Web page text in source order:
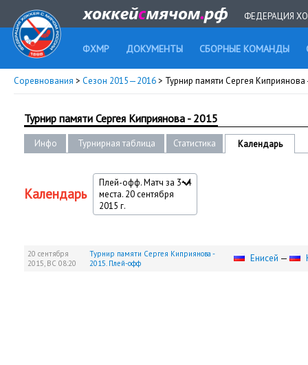
ФЕДЕРАЦИЯ
ФХМР ДОКУМЕНТЫ СБОРНЫЕ КОМАНДЫ
Соревнования > Сезон 2015—2016> Турнир памяти Сергея Киприянова
Турнир памяти Сергея Киприянова - 2015
Инфо Турнирная таблица Статистика Календарь
Календарь
Плей-офф. Матч за 3−4
места. 20 сентября
2015 г.
20 сентября
2015, ВС 08:20
Турнир памяти Сергея Киприянова -
2015. Плей-офф
Енисей —